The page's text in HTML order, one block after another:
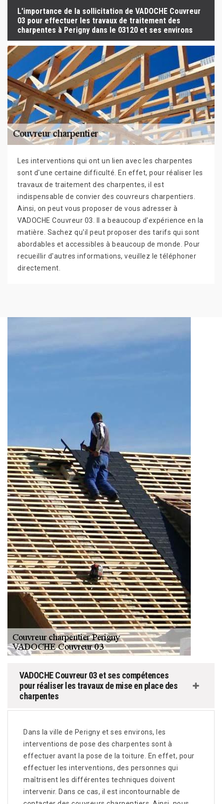
L'importance de la sollicitation de VADOCHE Couvreur
03 pour effectuer les travaux de traitement des
charpentes à Perigny dans le 03120 et ses environs
Les interventions qui ont un lien avec les charpentes
sont d'une certaine difficulté. En effet, pour réaliser les
travaux de traitement des charpentes, il est
indispensable de convier des couvreurs charpentiers.
Ainsi, on peut vous proposer de vous adresser à
VADOCHE Couvreur 03. Il a beaucoup d'expérience en la
matière. Sachez qu'il peut proposer des tarifs qui sont
abordables et accessibles à beaucoup de monde. Pour
recueillir d'autres informations, veuillez le téléphoner
directement.
VADOCHE Couvreur 03 et ses compétences
pour réaliser les travaux de mise en place des
charpentes
Dans la ville de Perigny et ses environs, les
interventions de pose des charpentes sont à
effectuer avant la pose de la toiture. En effet, pour
effectuer les interventions, des personnes qui
maîtrisent les différentes techniques doivent
intervenir. Dans ce cas, il est incontournable de